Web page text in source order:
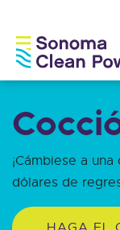
¡Cámbiese a
dólares de